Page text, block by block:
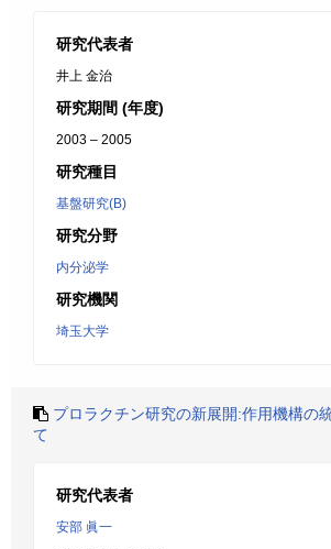
研究代表者
井上 金治
研究期間 (年度)
2003 – 2005
研究種目
基盤研究(B)
研究分野
内分泌学
研究機関
埼玉大学
プロラクチン研究の新展開:作用機構の
て
研究代表者
安部 眞一